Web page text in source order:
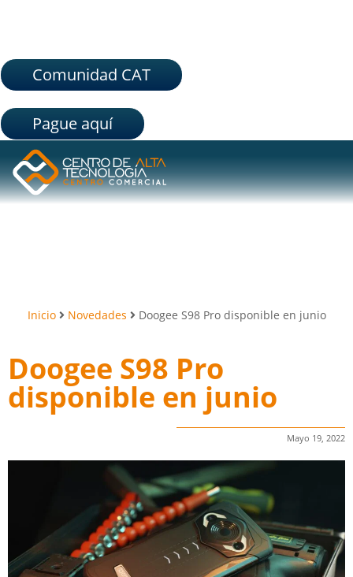
Comunidad CAT
Pague aquí
Inicio Novedades Doogee S98 Pro disponible en junio
Doogee S98 Pro
disponible en junio
Mayo 19, 2022